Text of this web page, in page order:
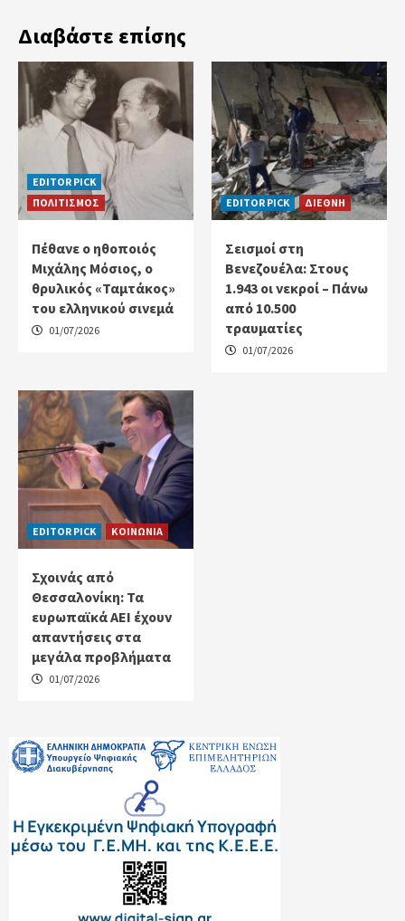
Διαβάστε επίσης
EDITOR PICK
ΠΟΛΙΤΙΣΜΟΣ
Πέθανε ο ηθοποιός
Μιχάλης Μόσιος, ο
θρυλικός «Ταμτάκος»
του ελληνικού σινεμά
01/07/2026
EDITOR PICK ΔΙΕΘΝΗ
Σεισμοί στη
Βενεζουέλα: Στους
1.943 οι νεκροί – Πάνω
από 10.500
τραυματίες
01/07/2026
EDITOR PICK ΚΟΙΝΩΝΙΑ
Σχοινάς από
Θεσσαλονίκη: Τα
ευρωπαϊκά ΑΕΙ έχουν
απαντήσεις στα
μεγάλα προβλήματα
01/07/2026